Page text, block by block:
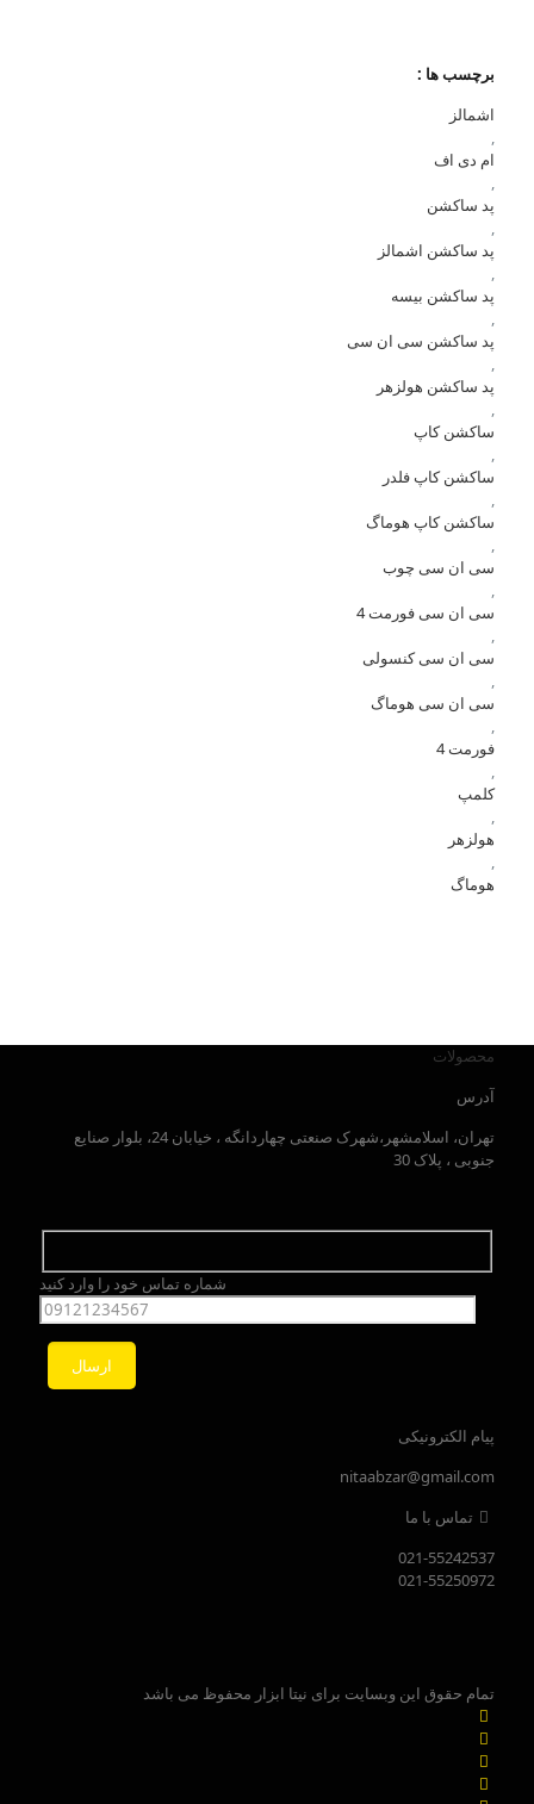
برچسب ها :
اشمالز
,
ام دی اف
,
پد ساکشن
,
پد ساکشن اشمالز
,
پد ساکشن بیسه
,
پد ساکشن سی ان سی
,
پد ساکشن هولزهر
,
ساکشن کاپ
,
ساکشن کاپ فلدر
,
ساکشن کاپ هوماگ
,
سی ان سی چوب
,
سی ان سی فورمت 4
,
سی ان سی کنسولی
,
سی ان سی هوماگ
,
فورمت 4
,
کلمپ
,
هولزهر
,
هوماگ
محصولات
آدرس
تهران، اسلامشهر،شهرک صنعتی چهاردانگه ، خیابان 24، بلوار صنایع
جنوبی ، پلاک 30
شماره تماس خود را وارد کنید
پیام الکترونیکی
nitaabzar@gmail.com
تماس با ما
021-55242537
021-55250972
تمام حقوق این وبسایت برای نیتا ابزار محفوظ می باشد